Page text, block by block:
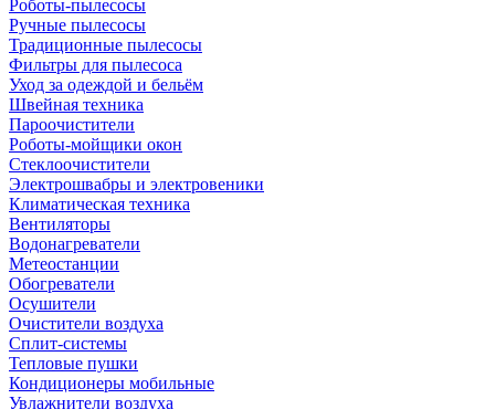
Роботы-пылесосы
Ручные пылесосы
Традиционные пылесосы
Фильтры для пылесоса
Уход за одеждой и бельём
Швейная техника
Пароочистители
Роботы-мойщики окон
Стеклоочистители
Электрошвабры и электровеники
Климатическая техника
Вентиляторы
Водонагреватели
Метеостанции
Обогреватели
Осушители
Очистители воздуха
Сплит-системы
Тепловые пушки
Кондиционеры мобильные
Увлажнители воздуха